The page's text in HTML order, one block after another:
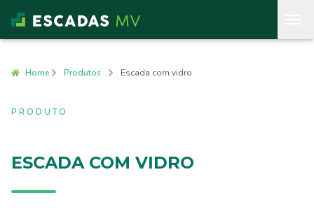
Home Produtos Escada com vidro
PRODUTO
ESCADA COM VIDRO